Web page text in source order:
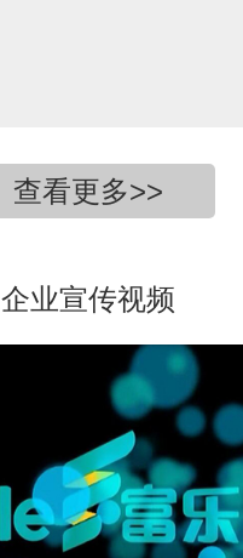
查看更多>>
企业宣传视频